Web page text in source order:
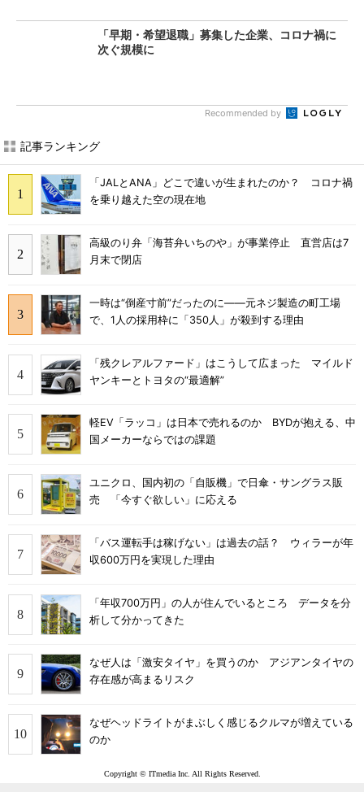
「早期・希望退職」募集した企業、コロナ禍に
次ぐ規模に
Recommended by
記事ランキング
「JALとANA」どこで違いが生まれたのか？ コロナ禍
を乗り越えた空の現在地
高級のり弁「海苔弁いちのや」が事業停止 直営店は7
月末で閉店
一時は“倒産寸前”だったのに――元ネジ製造の町工場
で、1人の採用枠に「350人」が殺到する理由
「残クレアルファード」はこうして広まった マイルド
ヤンキーとトヨタの“最適解”
軽EV「ラッコ」は日本で売れるのか BYDが抱える、中
国メーカーならではの課題
ユニクロ、国内初の「自販機」で日傘・サングラス販
売 「今すぐ欲しい」に応える
「バス運転手は稼げない」は過去の話？ ウィラーが年
収600万円を実現した理由
「年収700万円」の人が住んでいるところ データを分
析して分かってきた
なぜ人は「激安タイヤ」を買うのか アジアンタイヤの
存在感が高まるリスク
なぜヘッドライトがまぶしく感じるクルマが増えている
のか
Copyright © ITmedia Inc. All Rights Reserved.